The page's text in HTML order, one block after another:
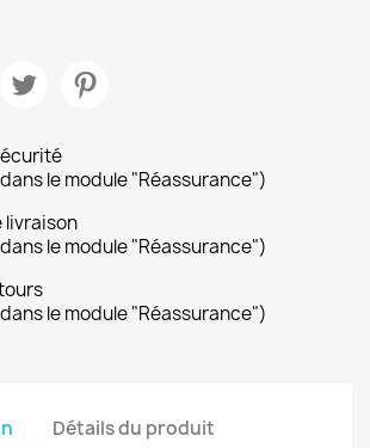
le module "Réassurance")
livraison
le module "Réassurance")
le module "Réassurance")
Détails du produit